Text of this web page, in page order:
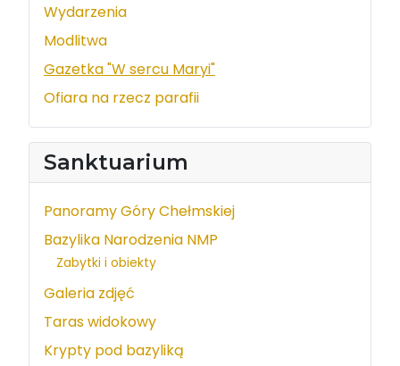
Wydarzenia
Modlitwa
Gazetka "W sercu Maryi"
Ofiara na rzecz parafii
Sanktuarium
Panoramy Góry Chełmskiej
Bazylika Narodzenia NMP
Zabytki i obiekty
Galeria zdjęć
Taras widokowy
Krypty pod bazyliką